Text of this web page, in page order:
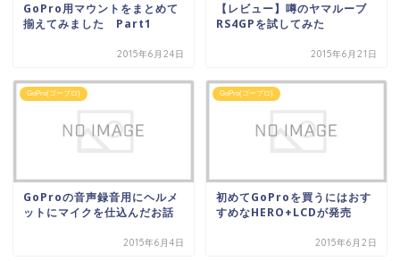
GoPro用マウントをまとめて
揃えてみました Part1
2015年6月24日
【レビュー】噂のヤマルーブ
RS4GPを試してみた
2015年6月21日
GoPro(ゴープロ)
GoProの音声録音用にヘルメ
ットにマイクを仕込んだお話
2015年6月4日
GoPro(ゴープロ)
初めてGoProを買うにはおす
すめなHERO+LCDが発売
2015年6月2日